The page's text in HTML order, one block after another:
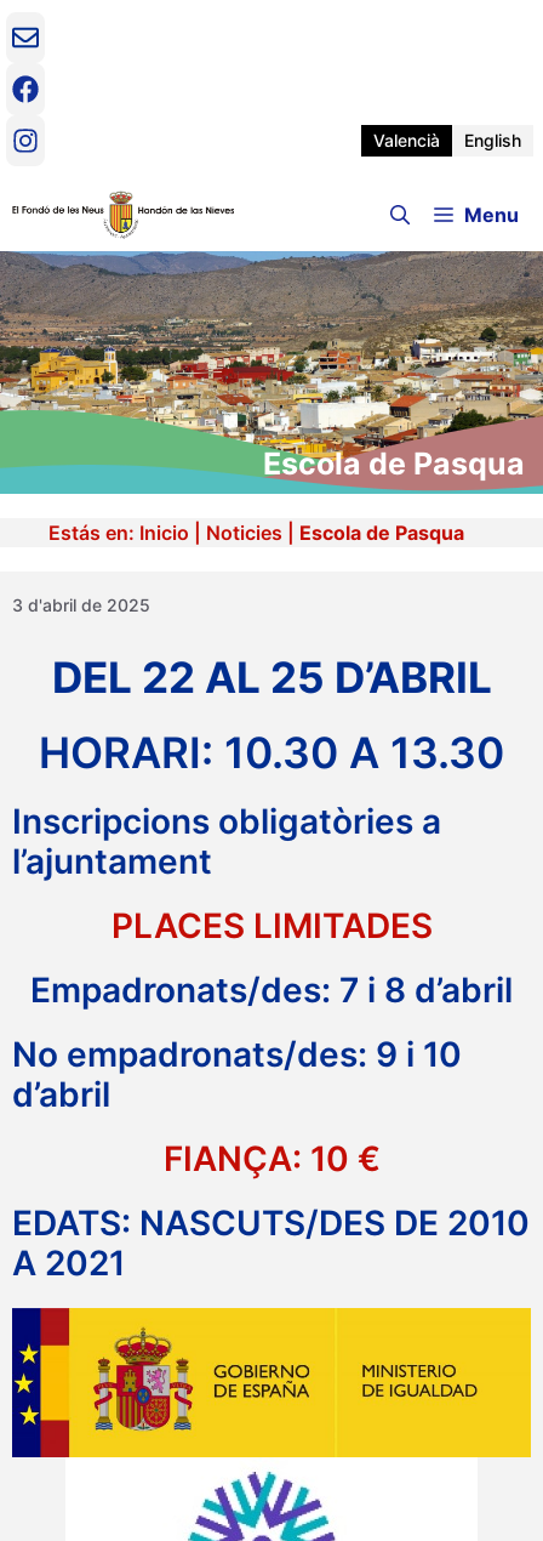
Vés
contingut
Valencià English
Menu
Escola de Pasqua
Estás en: Inicio Noticies Escola de Pasqua
3 d'abril de 2025
DEL 22 AL 25 D’ABRIL
HORARI: 10.30 A 13.30
Inscripcions obligatòries a
l’ajuntament
PLACES LIMITADES
Empadronats/des: 7 i 8 d’abril
No empadronats/des: 9 i 10
d’abril
FIANÇA: 10 €
EDATS: NASCUTS/DES DE 2010
A 2021